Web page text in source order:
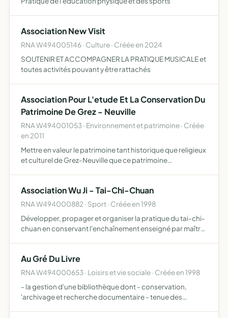
Association New Visit
RNA W494005146 · Culture · Créée en 2024
SOUTENIR ET ACCOMPAGNER LA PRATIQUE MUSICALE et
toutes activités pouvant y être rattachés
Association Pour L'etude Et La Conservation Du
Patrimoine De Grez - Neuville
RNA W494001053 · Environnement et patrimoine · Créée
en 2011
Mettre en valeur le patrimoine tant historique que religieux
et culturel de Grez-Neuville que ce patrimoine
patrimoine la…
Association Wu Ji - Tai-Chi-Chuan
RNA W494000882 · Sport · Créée en 1998
Développer, propager et organiser la pratique du tai-chi-
chuan en conservant l'enchaînement enseigné par maître
perfectionneme…
Au Gré Du Livre
RNA W494000653 · Loisirs et vie sociale · Créée en 1998
- la gestion d'une bibliothèque dont - conservation,
'archivage et recherche documentaire - tenue des